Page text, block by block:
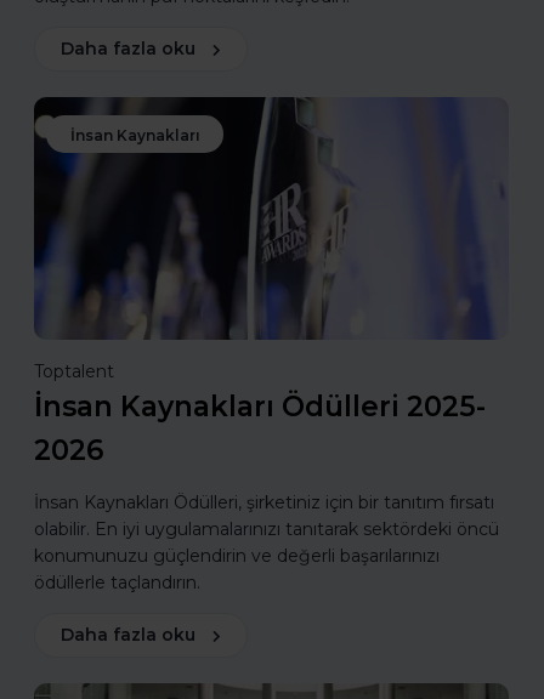
Daha fazla oku
İnsan Kaynakları
Toptalent
İnsan Kaynakları Ödülleri 2025-
2026
İnsan Kaynakları Ödülleri, şirketiniz için bir tanıtım fırsatı
olabilir. En iyi uygulamalarınızı tanıtarak sektördeki öncü
konumunuzu güçlendirin ve değerli başarılarınızı
ödüllerle taçlandırın.
Daha fazla oku